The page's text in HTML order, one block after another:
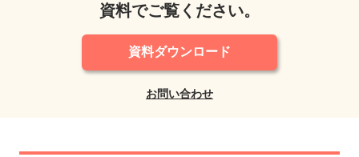
資料でご覧ください。
資料ダウンロード
お問い合わせ